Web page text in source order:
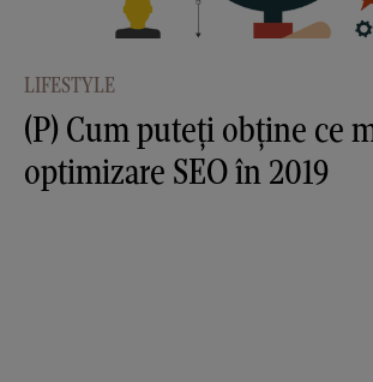
LIFESTYLE
(P) Cum puteți obține ce
optimizare SEO în 2019